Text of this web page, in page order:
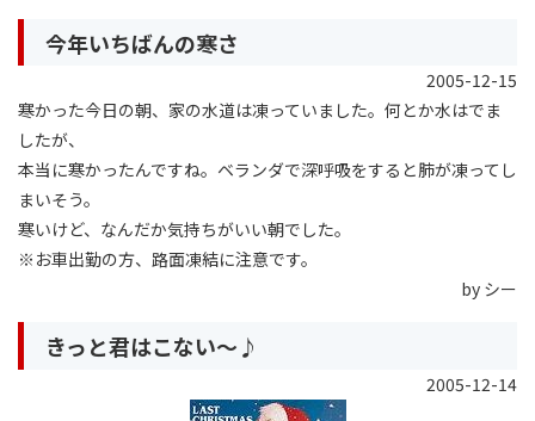
今年いちばんの寒さ
2005-12-15
寒かった今日の朝、家の水道は凍っていました。何とか水はでま
したが、
本当に寒かったんですね。ベランダで深呼吸をすると肺が凍ってし
まいそう。
寒いけど、なんだか気持ちがいい朝でした。
※お車出勤の方、路面凍結に注意です。
by シー
きっと君はこない〜♪
2005-12-14